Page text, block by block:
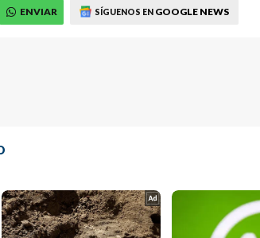
ENVIAR SÍGUENOS EN GOOGLE NEWS